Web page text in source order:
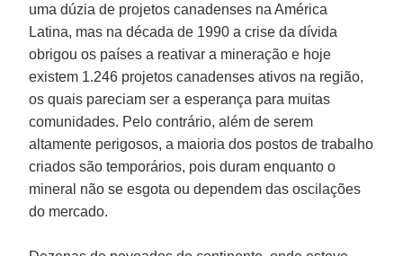
uma dúzia de projetos canadenses na América
Latina, mas na década de 1990 a crise da dívida
obrigou os países a reativar a mineração e hoje
existem 1.246 projetos canadenses ativos na região,
os quais pareciam ser a esperança para muitas
comunidades. Pelo contrário, além de serem
altamente perigosos, a maioria dos postos de trabalho
criados são temporários, pois duram enquanto o
mineral não se esgota ou dependem das oscilações
do mercado.